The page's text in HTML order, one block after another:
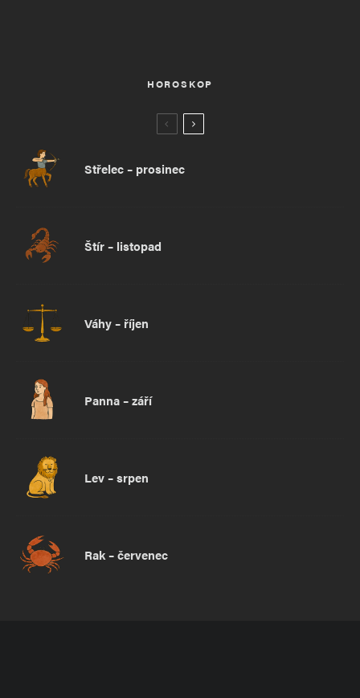
HOROSKOP
Střelec – prosinec
Štír – listopad
Váhy – říjen
Panna – září
Lev – srpen
Rak – červenec